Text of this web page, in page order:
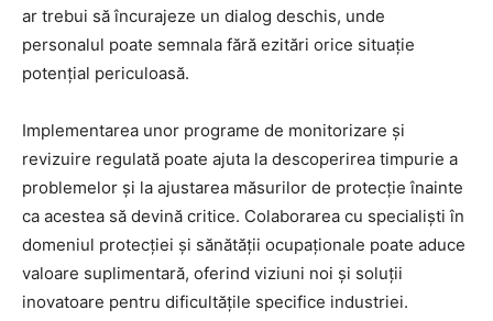
ar trebui să încurajeze un dialog deschis, unde
personalul poate semnala fără ezitări orice situație
potențial periculoasă.
Implementarea unor programe de monitorizare și
revizuire regulată poate ajuta la descoperirea timpurie a
problemelor și la ajustarea măsurilor de protecție înainte
ca acestea să devină critice. Colaborarea cu specialiști în
domeniul protecției și sănătății ocupaționale poate aduce
valoare suplimentară, oferind viziuni noi și soluții
inovatoare pentru dificultățile specifice industriei.